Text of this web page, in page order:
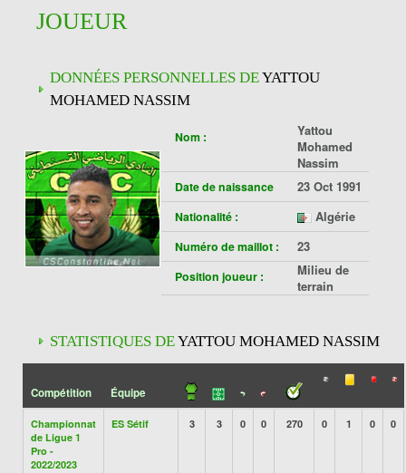
JOUEUR
DONNÉES PERSONNELLES DEYATTOU
MOHAMED NASSIM
Nom :
Yattou
Mohamed
Nassim
Date de naissance 23 Oct 1991
Nationalité : Algérie
Numéro de maillot : 23
Position joueur :
Milieu de
terrain
STATISTIQUES DEYATTOU MOHAMED NASSIM
Compétition Équipe
Championnat
de Ligue 1
Pro -
2022/2023
ES Sétif 3 3 0 0 270 0 1 0 0